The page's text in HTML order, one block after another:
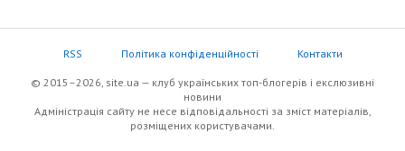
RSS Політика конфіденційності Контакти
© 2015–2026, site.ua — клуб українських топ-блогерів i екслюзивнi
новини
Адміністрація сайту не несе відповідальності за зміст матеріалів,
розміщених користувачами.